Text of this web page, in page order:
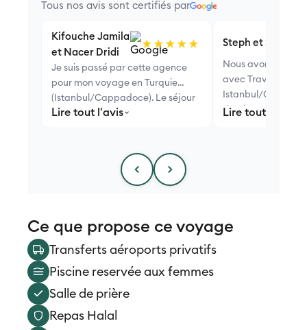
Tous nos avis sont certifiés par
Kifouche Jamila
et Nacer Dridi
★★★★★
Je suis passé par cette agence
pour mon voyage en Turquie
(Istanbul/Cappadoce). Le séjour
sest merveilleusement bien
Lire tout l'avis
Steph et Sam
Nous avons
avec TravelMuz,
Istanbul/
simplement
Lire tout l'avis
Ce que propose ce voyage
Transferts aéroports privatifs
Piscine reservée aux femmes
Salle de prière
Repas Halal